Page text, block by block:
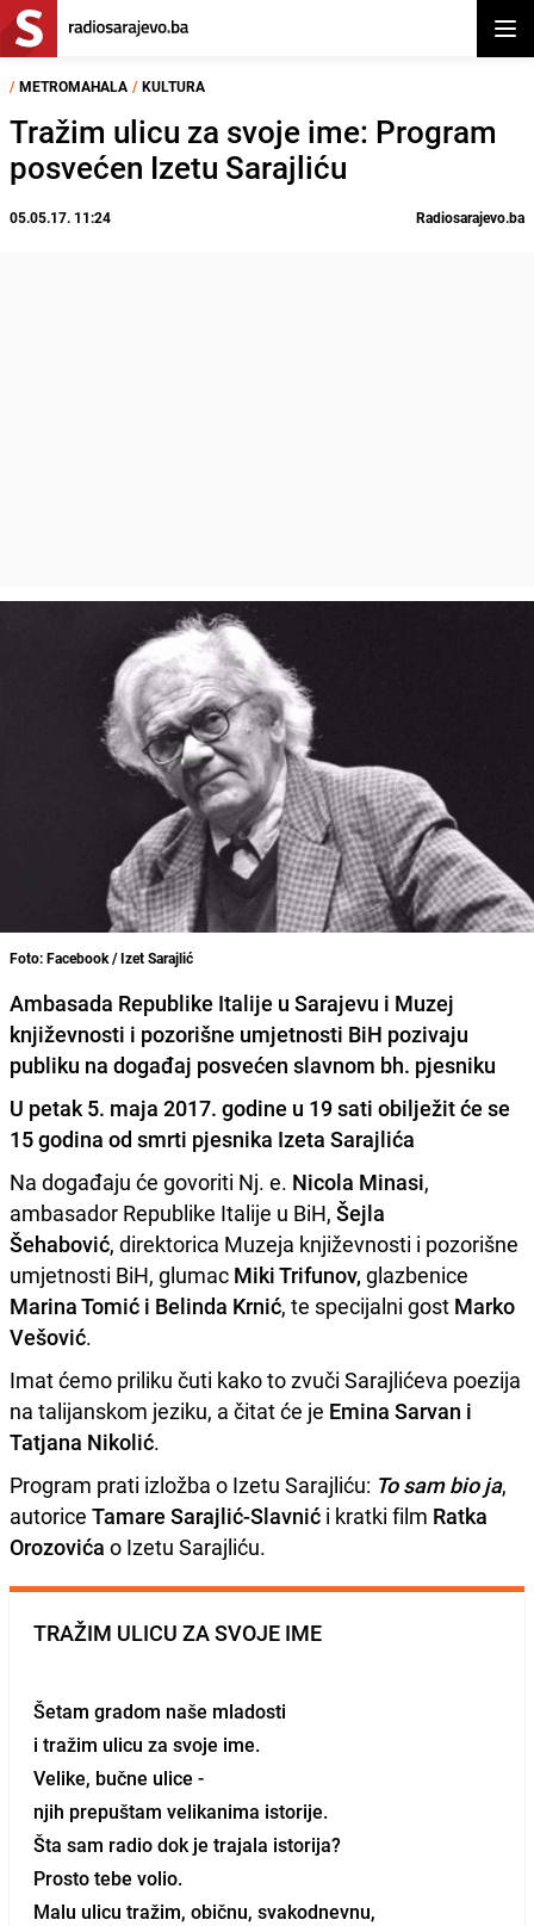
/ METROMAHALA / KULTURA
Tražim ulicu za svoje ime: Program
posvećen Izetu Sarajliću
05.05.17. 11:24 Radiosarajevo.ba
Foto: Facebook / Izet Sarajlić
Ambasada Republike Italije u Sarajevu i Muzej
književnosti i pozorišne umjetnosti BiH pozivaju
publiku na događaj posvećen slavnom bh. pjesniku
U petak 5. maja 2017. godine u 19 sati obilježit će se
15 godina od smrti pjesnika Izeta Sarajlića
Na događaju će govoriti Nj. e. Nicola Minasi,
ambasador Republike Italije u BiH, Šejla
Šehabović, direktorica Muzeja književnosti i pozorišne
umjetnosti BiH, glumac Miki Trifunov, glazbenice
Marina Tomić i Belinda Krnić, te specijalni gost Marko
Vešović.
Imat ćemo priliku čuti kako to zvuči Sarajlićeva poezija
na talijanskom jeziku, a čitat će je Emina Sarvan i
Tatjana Nikolić.
Program prati izložba o Izetu Sarajliću: To sam bio ja,
autorice Tamare Sarajlić-Slavnić i kratki film Ratka
Orozovića o Izetu Sarajliću.
TRAŽIM ULICU ZA SVOJE IME
Šetam gradom naše mladosti
i tražim ulicu za svoje ime.
Velike, bučne ulice -
njih prepuštam velikanima istorije.
Šta sam radio dok je trajala istorija?
Prosto tebe volio.
Malu ulicu tražim, običnu, svakodnevnu,